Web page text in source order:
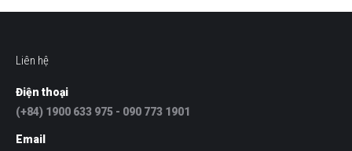
Liên hệ
Điện thoại
(+84) 1900 633 975 - 090 773 1901
Email